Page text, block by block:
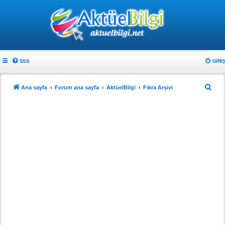
SSS GIRIŞ
Ana sayfa Forum ana sayfa AktüelBilgi Fıkra Arşivi